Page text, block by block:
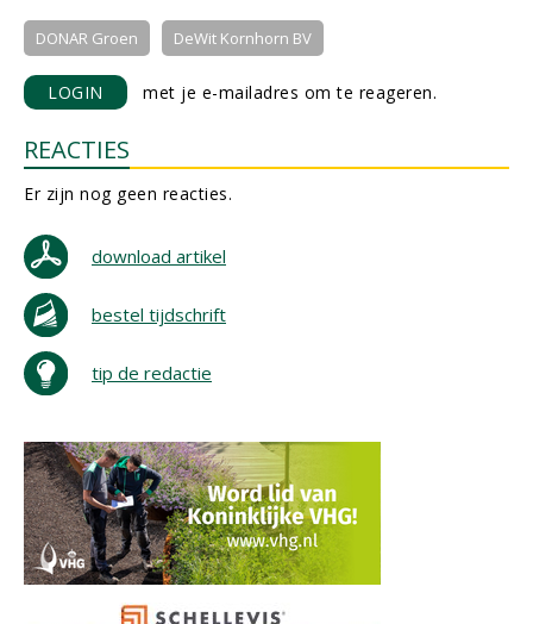
DONAR Groen DeWit Kornhorn BV
LOGIN met je e-mailadres om te reageren.
REACTIES
Er zijn nog geen reacties.
download artikel
bestel tijdschrift
tip de redactie